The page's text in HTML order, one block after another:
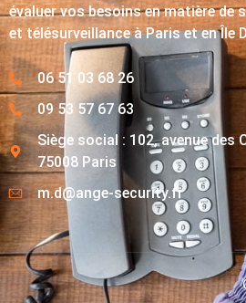
évaluer vos besoins en matière de
et télésurveillance à Paris et en Île
06 51 03 68 26
09 53 57 67 63
Siège social : 102, avenue des
75008 Paris
m.d@ange-security.fr